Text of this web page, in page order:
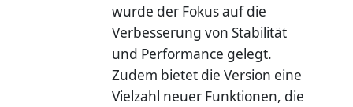
wurde der Fokus auf die
Verbesserung von Stabilität
und Performance gelegt.
Zudem bietet die Version eine
Vielzahl neuer Funktionen, die